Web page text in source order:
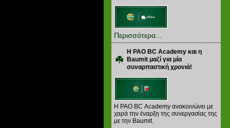
Περισσότερα...
Η PAO BC Academy και η
Baumit μαζί για μία
συναρπαστική χρονιά!
Η PAO BC Academy ανακοινώνει με
χαρά την έναρξη της συνεργασίας της
με την Baumit.